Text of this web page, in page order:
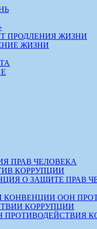
ПРОДЛЕНИЯ ЖИЗНИ
ЖИЗНИ
ПРАВ ЧЕЛОВЕКА
КОРРУПЦИИ
О ЗАЩИТЕ ПРАВ
КОНВЕНЦИИ ООН
КОРРУПЦИИ